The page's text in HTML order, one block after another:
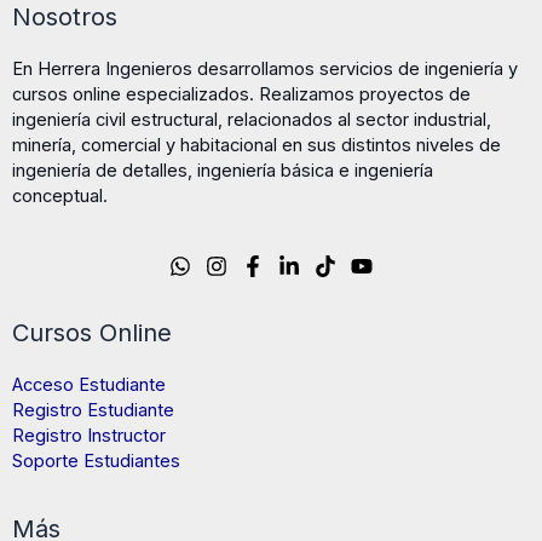
Nosotros
En Herrera Ingenieros desarrollamos servicios de ingeniería y
cursos online especializados. Realizamos proyectos de
ingeniería civil estructural, relacionados al sector industrial,
minería, comercial y habitacional en sus distintos niveles de
ingeniería de detalles, ingeniería básica e ingeniería
conceptual.
Cursos Online
Acceso Estudiante
Registro Estudiante
Registro Instructor
Soporte Estudiantes
Más